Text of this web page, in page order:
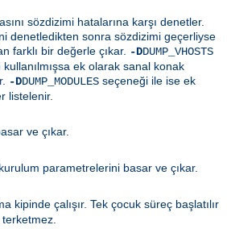
sözdizimi hatalarına karşı denetler.
denetledikten sonra sözdizimi geçerliyse
farklı bir değerle çıkar. -DDUMP_VHOSTS
ek olarak sanal konak
-DDUMP_MODULES seçeneği ile ise ek
listelenir.
ve çıkar.
kurulum parametrelerini basar ve çıkar.
kipinde çalışır. Tek çocuk süreç başlatılır